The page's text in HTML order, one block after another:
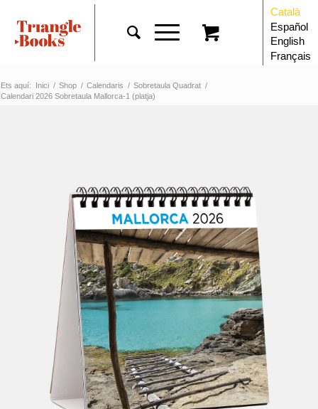
Català
Español
English
Français
Ets aquí: Inici / Shop / Calendaris / Sobretaula Quadrat /
Calendari 2026 Sobretaula Mallorca-1 (platja)